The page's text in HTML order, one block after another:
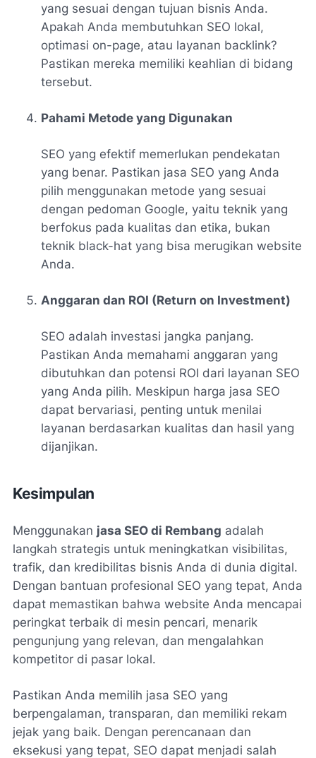
yang sesuai dengan tujuan bisnis Anda.
Apakah Anda membutuhkan SEO lokal,
optimasi on-page, atau layanan backlink?
Pastikan mereka memiliki keahlian di bidang
tersebut.
Pahami Metode yang Digunakan
SEO yang efektif memerlukan pendekatan
yang benar. Pastikan jasa SEO yang Anda
pilih menggunakan metode yang sesuai
dengan pedoman Google, yaitu teknik yang
berfokus pada kualitas dan etika, bukan
teknik black-hat yang bisa merugikan website
Anda.
Anggaran dan ROI (Return on Investment)
SEO adalah investasi jangka panjang.
Pastikan Anda memahami anggaran yang
dibutuhkan dan potensi ROI dari layanan SEO
yang Anda pilih. Meskipun harga jasa SEO
dapat bervariasi, penting untuk menilai
layanan berdasarkan kualitas dan hasil yang
dijanjikan.
Kesimpulan
Menggunakan jasa SEO di Rembang adalah
langkah strategis untuk meningkatkan visibilitas,
trafik, dan kredibilitas bisnis Anda di dunia digital.
Dengan bantuan profesional SEO yang tepat, Anda
dapat memastikan bahwa website Anda mencapai
peringkat terbaik di mesin pencari, menarik
pengunjung yang relevan, dan mengalahkan
kompetitor di pasar lokal.
Pastikan Anda memilih jasa SEO yang
berpengalaman, transparan, dan memiliki rekam
jejak yang baik. Dengan perencanaan dan
eksekusi yang tepat, SEO dapat menjadi salah